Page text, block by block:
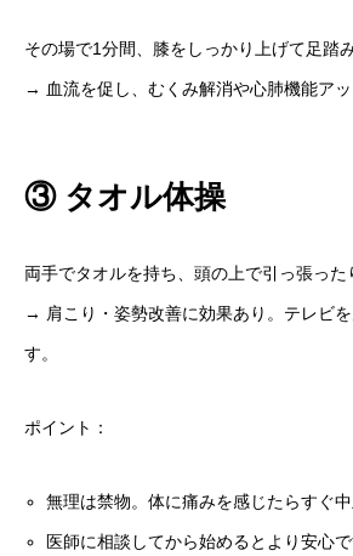
その場で1分間、膝をしっかり上げて足踏み
→ 血流を促し、むくみ解消や心肺機能ア
③ タオル体操
両手でタオルを持ち、頭の上で引っ張った
→ 肩こり・姿勢改善に効果あり。テレビ
す。
ポイント：
無理は禁物。体に痛みを感じたらすぐ中
医師に相談してから始めるとより安心で